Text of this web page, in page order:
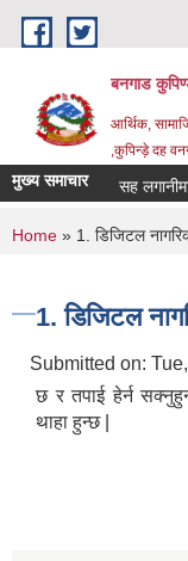
Skip to main content
बनगाड
आर्थिक,
,कुपिन्ड़े दह
मुख्य समाचारसह लगानीमा
You are
Home » 1. डिजिटल
1. डिजिटल
Submitted on:
छ र तपाई हेर्न
थाहा हुन्छ |